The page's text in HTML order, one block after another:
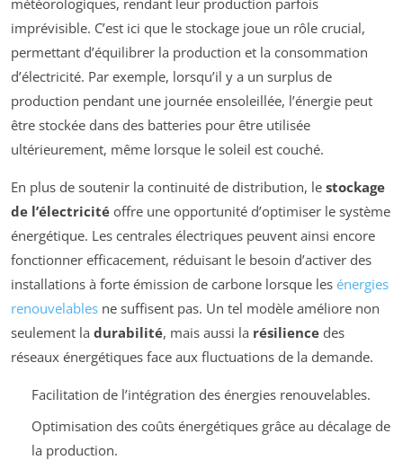
météorologiques, rendant leur production parfois
imprévisible. C’est ici que le stockage joue un rôle crucial,
permettant d’équilibrer la production et la consommation
d’électricité. Par exemple, lorsqu’il y a un surplus de
production pendant une journée ensoleillée, l’énergie peut
être stockée dans des batteries pour être utilisée
ultérieurement, même lorsque le soleil est couché.
En plus de soutenir la continuité de distribution, le stockage
de l’électricité offre une opportunité d’optimiser le système
énergétique. Les centrales électriques peuvent ainsi encore
fonctionner efficacement, réduisant le besoin d’activer des
installations à forte émission de carbone lorsque les énergies
renouvelables ne suffisent pas. Un tel modèle améliore non
seulement la durabilité, mais aussi la résilience des
réseaux énergétiques face aux fluctuations de la demande.
Facilitation de l’intégration des énergies renouvelables.
Optimisation des coûts énergétiques grâce au décalage de
la production.